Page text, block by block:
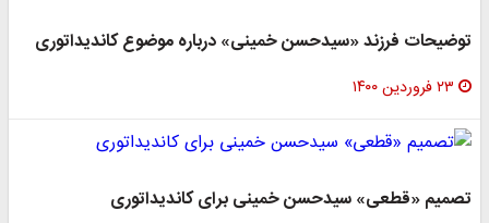
توضیحات فرزند «سیدحسن خمینی» درباره موضوع کاندیداتوری
۲۳ فروردین ۱۴۰۰
تصمیم «قطعی» سیدحسن خمینی برای کاندیداتوری